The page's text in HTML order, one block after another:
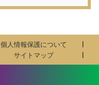
個人情報保護について
サイトマップ